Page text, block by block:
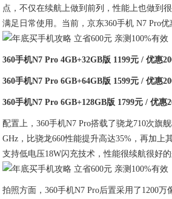
点，不仅在续航上做到前列，性能上也做到
满足日常使用。当前，京东360手机 N7 Pro优
360手机N7 Pro 4GB+32GB版 1199元 / 优惠
360手机N7 Pro 6GB+64GB版 1599元 / 优惠
360手机N7 Pro 6GB+128GB版 1799元 / 优惠
配置上，360手机N7 Pro搭载了骁龙710次旗
GHz，比骁龙660性能提升高达35%，再加上
支持低电压18W闪充技术，性能很续航很好的
拍照方面，360手机N7 Pro后置采用了1200万